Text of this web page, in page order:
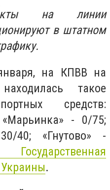
на линии
в штатном
на КПВВ на
такое
средств:
- 0/75;
40; «Гнутово» -
.